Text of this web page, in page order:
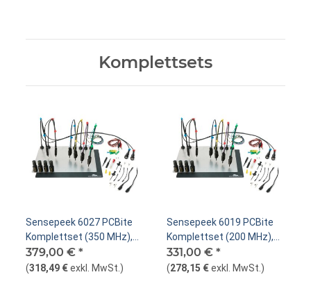
Komplettsets
Sensepeek 6027 PCBite
Komplettset (350 MHz),
2x SQ350, 4x SQ10
379,00 € *
(318,49 €exkl. MwSt. )
Sensepeek 6019 PCBite
Komplettset (200 MHz),
2x SQ200, 4x SQ10
331,00 € *
(278,15 €exkl. MwSt. )